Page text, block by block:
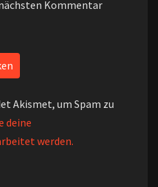
Kommentar
Akismet, um Spam zu
deine
werden.